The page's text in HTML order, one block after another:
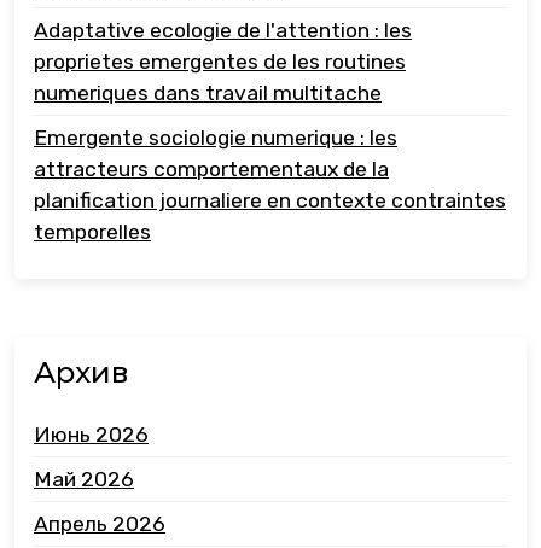
Adaptative ecologie de l'attention : les
proprietes emergentes de les routines
numeriques dans travail multitache
Emergente sociologie numerique : les
attracteurs comportementaux de la
planification journaliere en contexte contraintes
temporelles
Архив
Июнь 2026
Май 2026
Апрель 2026